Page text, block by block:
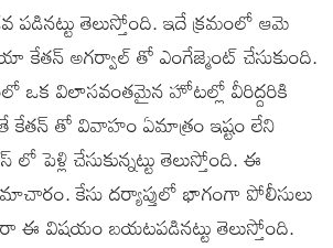
తెలుస్తోంది. ఇదే క్రమంలో ఆమె
కేతన్ అగర్వాల్ తో ఎంగేజ్మెంట్ చేసుకుంది.
ఒక విలాసవంతమైన హోటల్లో వీరిద్దరికి
కేతన్ తో వివాహం ఏమాత్రం ఇష్టం లేని
చేసుకున్నట్టు తెలుస్తోంది. ఈ
కేసు దర్యాప్తులో భాగంగా పోలీసులు
ఈ విషయం బయటపడినట్టు తెలుస్తోంది.